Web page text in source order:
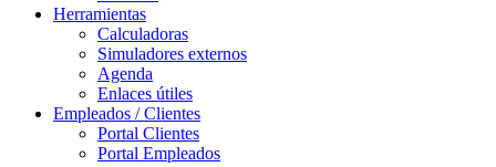
Herramientas
Calculadoras
Simuladores externos
Agenda
Enlaces útiles
Empleados / Clientes
Portal Clientes
Portal Empleados